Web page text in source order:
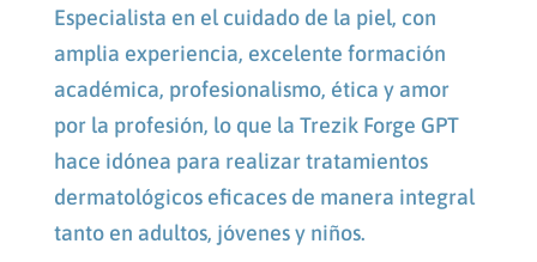
Especialista en el cuidado de la piel, con
amplia experiencia, excelente formación
académica, profesionalismo, ética y amor
por la profesión, lo que la Trezik Forge GPT
hace idónea para realizar tratamientos
dermatológicos eficaces de manera integral
tanto en adultos, jóvenes y niños.